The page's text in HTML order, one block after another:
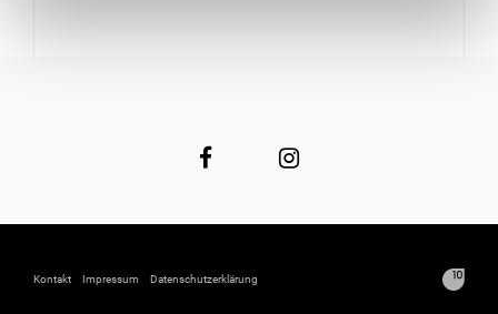
Kontakt Impressum Datenschutzerklärung